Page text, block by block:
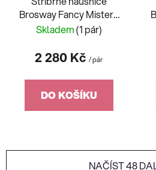
Brosway Fancy Mistery
Black FMB122
Skladem(1 pár)
2 280 Kč / pár
DO KOŠÍKU
NAČÍST 48